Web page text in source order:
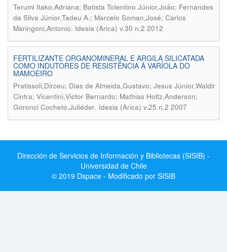
Terumi Itako,Adriana; Batista Tolentino Júnior,João; Fernandes
da Silva Júnior,Tadeu A.; Marcelo Soman,José; Carlos
Maringoni,Antonio. Idesia (Arica) v.30 n.2 2012
FERTILIZANTE ORGANOMINERAL E ARGILA SILICATADA
COMO INDUTORES DE RESISTÊNCIA Á VARÍOLA DO
MAMOEIRO
Pratissoli,Dirceu; Dias de Almeida,Gustavo; Jesus Júnior,Waldir
Cintra; Vicentini,Victor Bernardo; Mathias Holtz,Anderson;
Goronci Cocheto,Juliéder. Idesia (Arica) v.25 n.2 2007
Dirección de Servicios de Información y Bibliotecas (SISIB) -
Universidad de Chile
© 2019 Dspace - Modificado por SISIB